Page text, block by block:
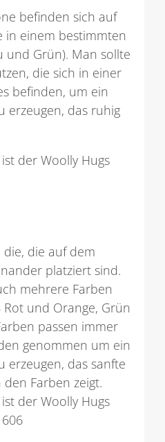
befinden sich auf
in einem bestimmten
und Grün). Man sollte
die sich in einer
befinden, um ein
erzeugen, das ruhig
der Woolly Hugs
die auf dem
platziert sind.
mehrere Farben
und Orange, Grün
passen immer
genommen um ein
erzeugen, das sanfte
Farben zeigt.
der Woolly Hugs